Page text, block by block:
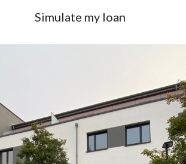
Simulate my loan